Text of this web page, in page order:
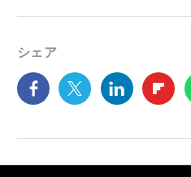
シェア